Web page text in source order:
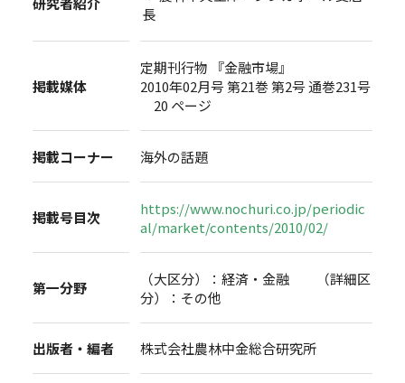
長
掲載媒体
定期刊行物 『金融市場』
2010年02月号 第21巻 第2号 通巻231号
20 ページ
掲載コーナー 海外の話題
掲載号目次
https://www.nochuri.co.jp/periodic
al/market/contents/2010/02/
第一分野
（大区分）：経済・金融 （詳細区
分）：その他
出版者・編者 株式会社農林中金総合研究所